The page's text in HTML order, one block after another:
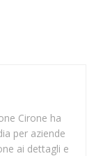
Cirone ha
per aziende
ai dettagli e